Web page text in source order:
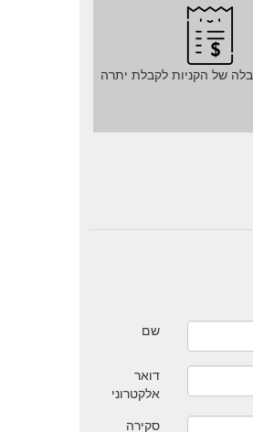
של הקניות לקבלת יתרה
שם
דואר
אלקטרוני
סקירה